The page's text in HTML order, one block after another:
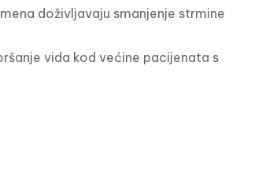
doživljavaju smanjenje strmine
vida kod većine pacijenata s